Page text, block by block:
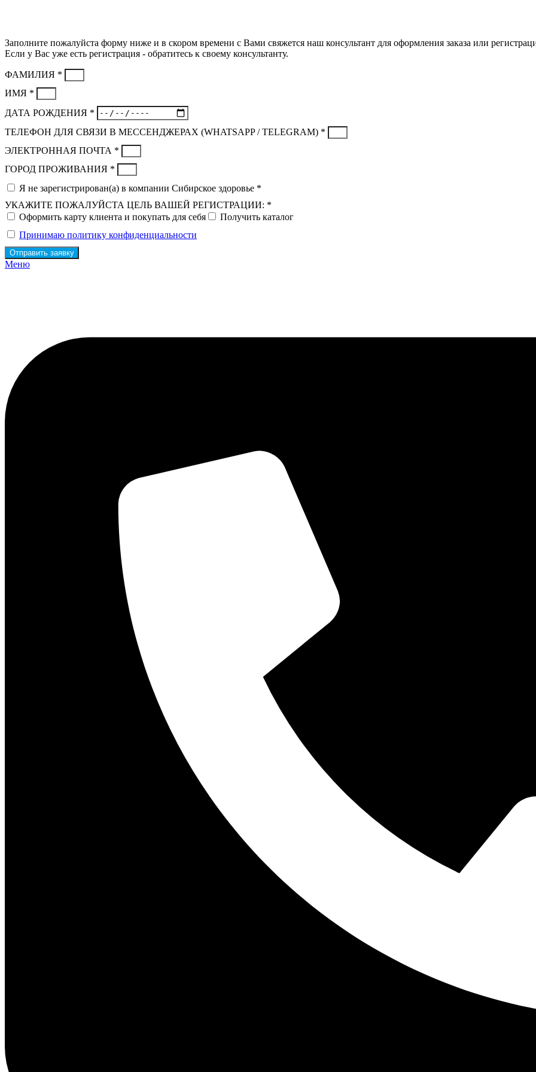
Заполните пожалуйста форму ниже и в скором времени с Вами свяжется наш консультант для оформления заказа или
Если у Вас уже есть регистрация - обратитесь к своему консультанту.
ФАМИЛИЯ *
ИМЯ *
ДАТА РОЖДЕНИЯ *
ТЕЛЕФОН ДЛЯ СВЯЗИ В МЕССЕНДЖЕРАХ (WHATSAPP / TELEGRAM) *
ЭЛЕКТРОННАЯ ПОЧТА *
ГОРОД ПРОЖИВАНИЯ *
Я не зарегистрирован(а) в компании Сибирское здоровье *
УКАЖИТЕ ПОЖАЛУЙСТА ЦЕЛЬ ВАШЕЙ РЕГИСТРАЦИИ: *
Оформить карту клиента и покупать для себя
Получить каталог
Принимаю политику конфиденциальности
Отправить заявку
Меню